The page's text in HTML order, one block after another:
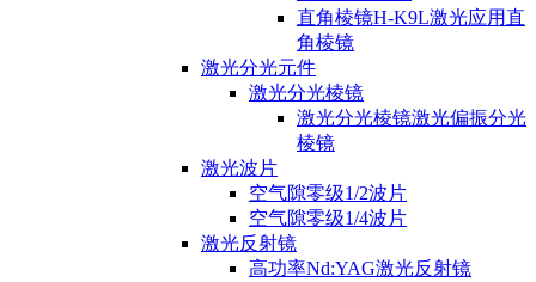
直角棱镜H-K9L激光应用直
角棱镜
激光分光元件
激光分光棱镜
激光分光棱镜激光偏振分光
棱镜
激光波片
空气隙零级1/2波片
空气隙零级1/4波片
激光反射镜
高功率Nd:YAG激光反射镜